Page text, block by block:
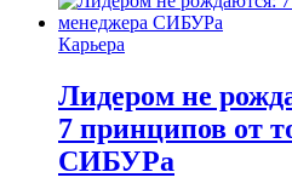
Карьера
Лидером не
7 принципов от
СИБУРа